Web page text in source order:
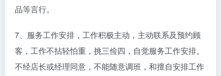
品等言行。
7、服务工作安排，工作积极主动，主动联系及预约顾
客，工作不拈轻怕重，挑三俭四，自觉服务工作安排。
不经店长或经理同意，不能随意调班，和擅自安排工作